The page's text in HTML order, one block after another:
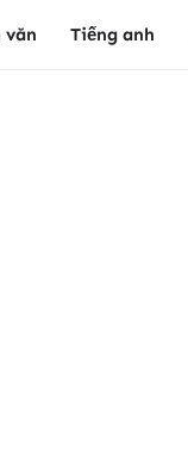
văn Tiếng anh